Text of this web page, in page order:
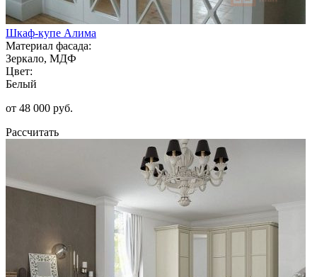
Шкаф-купе Алима
Материал фасада:
Зеркало, МДФ
Цвет:
Белый
от 48 000 руб.
Рассчитать